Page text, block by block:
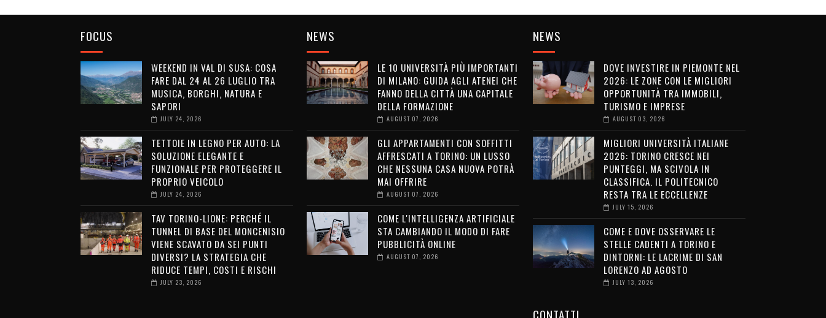
FOCUS
WEEKEND IN VAL DI SUSA: COSA
FARE DAL 24 AL 26 LUGLIO TRA
MUSICA, BORGHI, NATURA E
SAPORI
JULY 24, 2026
TETTOIE IN LEGNO PER AUTO: LA
SOLUZIONE ELEGANTE E
FUNZIONALE PER PROTEGGERE IL
PROPRIO VEICOLO
JULY 24, 2026
TAV TORINO-LIONE: PERCHÉ IL
TUNNEL DI BASE DEL MONCENISIO
VIENE SCAVATO DA SEI PUNTI
DIVERSI? LA STRATEGIA CHE
RIDUCE TEMPI, COSTI E RISCHI
JULY 23, 2026
NEWS
LE 10 UNIVERSITÀ PIÙ IMPORTANTI
DI MILANO: GUIDA AGLI ATENEI CHE
FANNO DELLA CITTÀ UNA CAPITALE
DELLA FORMAZIONE
AUGUST 07, 2026
GLI APPARTAMENTI CON SOFFITTI
AFFRESCATI A TORINO: UN LUSSO
CHE NESSUNA CASA NUOVA POTRÀ
MAI OFFRIRE
AUGUST 07, 2026
COME L'INTELLIGENZA ARTIFICIALE
STA CAMBIANDO IL MODO DI FARE
PUBBLICITÀ ONLINE
AUGUST 07, 2026
NEWS
DOVE INVESTIRE IN PIEMONTE NEL
2026: LE ZONE CON LE MIGLIORI
OPPORTUNITÀ TRA IMMOBILI,
TURISMO E IMPRESE
AUGUST 03, 2026
MIGLIORI UNIVERSITÀ ITALIANE
2026: TORINO CRESCE NEI
PUNTEGGI, MA SCIVOLA IN
CLASSIFICA. IL POLITECNICO
RESTA TRA LE ECCELLENZE
JULY 15, 2026
COME E DOVE OSSERVARE LE
STELLE CADENTI A TORINO E
DINTORNI: LE LACRIME DI SAN
LORENZO AD AGOSTO
JULY 13, 2026
CONTATTI